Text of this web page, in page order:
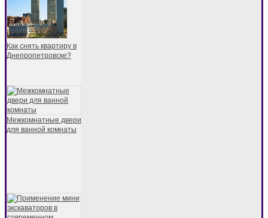
Как снять квартиру в
Днепропетровске?
Межкомнатные двери
для ванной комнаты